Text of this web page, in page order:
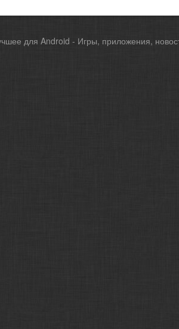
для Android - Игры, приложения,